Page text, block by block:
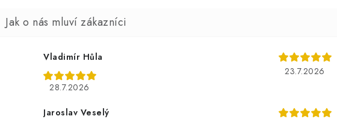
Vladimír Hůla
28.7.2026
23.7.2026
Jaroslav Veselý